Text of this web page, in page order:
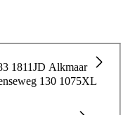
1811JD Alkmaar
130 1075XL